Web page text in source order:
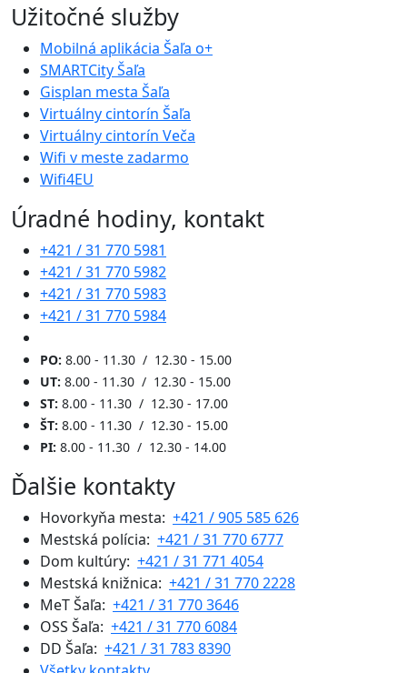
Užitočné služby
Mobilná aplikácia Šaľa o+
SMARTCity Šaľa
Gisplan mesta Šaľa
Virtuálny cintorín Šaľa
Virtuálny cintorín Veča
Wifi v meste zadarmo
Wifi4EU
Úradné hodiny, kontakt
+421 / 31 770 5981
+421 / 31 770 5982
+421 / 31 770 5983
+421 / 31 770 5984
PO: 8.00 - 11.30 / 12.30 - 15.00
UT: 8.00 - 11.30 / 12.30 - 15.00
ST: 8.00 - 11.30 / 12.30 - 17.00
ŠT: 8.00 - 11.30 / 12.30 - 15.00
PI: 8.00 - 11.30 / 12.30 - 14.00
Ďalšie kontakty
Hovorkyňa mesta: +421 / 905 585 626
Mestská polícia: +421 / 31 770 6777
Dom kultúry: +421 / 31 771 4054
Mestská knižnica: +421 / 31 770 2228
MeT Šaľa: +421 / 31 770 3646
OSS Šaľa: +421 / 31 770 6084
DD Šaľa: +421 / 31 783 8390